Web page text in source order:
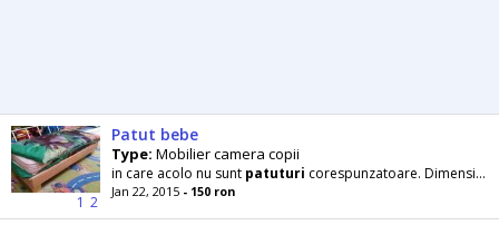
1 2
Patut bebe
Type: Mobilier camera copii
in care acolo nu sunt patuturi corespunzatoare. Dimensiunea saltelei este 100X40 cm.
Jan 22, 2015 - 150 ron